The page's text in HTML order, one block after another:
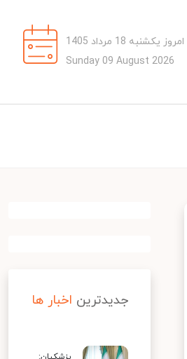
امروز یکشنبه 18 مرداد 1405
Sunday 09 August 2026
جدیدترین اخبار ها